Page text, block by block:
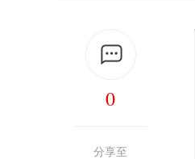
0
分享至